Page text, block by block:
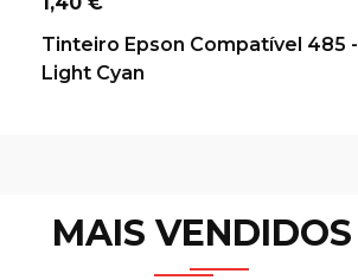
Tinteiro Epson Compatível 485 -
Light Cyan
MAIS VENDIDOS